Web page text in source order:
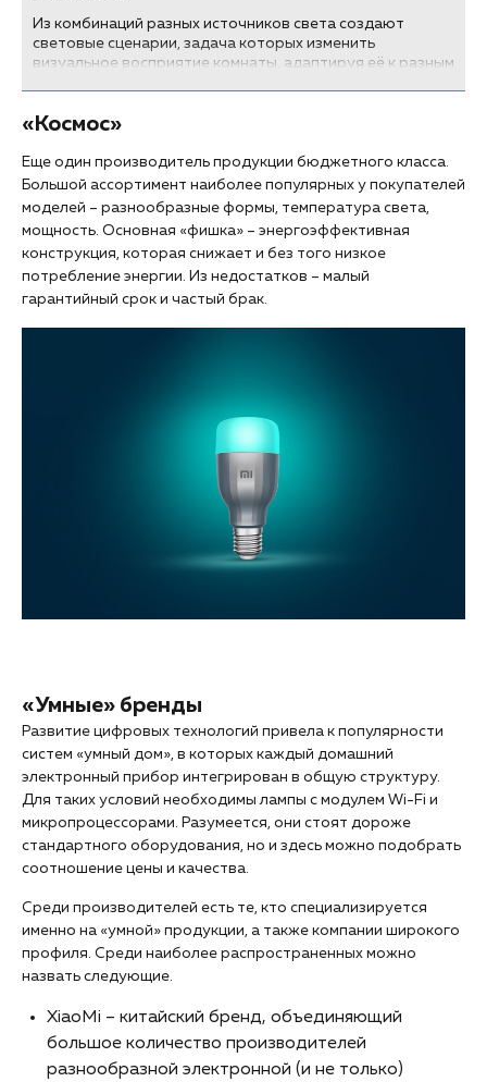
Из комбинаций разных источников света создают
световые сценарии, задача которых изменить
визуальное восприятие комнаты, адаптируя её к разным
«Космос»
Еще один производитель продукции бюджетного класса.
Большой ассортимент наиболее популярных у покупателей
моделей – разнообразные формы, температура света,
мощность. Основная «фишка» – энергоэффективная
конструкция, которая снижает и без того низкое
потребление энергии. Из недостатков – малый
гарантийный срок и частый брак.
«Умные» бренды
Развитие цифровых технологий привела к популярности
систем «умный дом», в которых каждый домашний
электронный прибор интегрирован в общую структуру.
Для таких условий необходимы лампы с модулем Wi-Fi и
микропроцессорами. Разумеется, они стоят дороже
стандартного оборудования, но и здесь можно подобрать
соотношение цены и качества.
Среди производителей есть те, кто специализируется
именно на «умной» продукции, а также компании широкого
профиля. Среди наиболее распространенных можно
назвать следующие.
XiaoMi – китайский бренд, объединяющий
большое количество производителей
разнообразной электронной (и не только)